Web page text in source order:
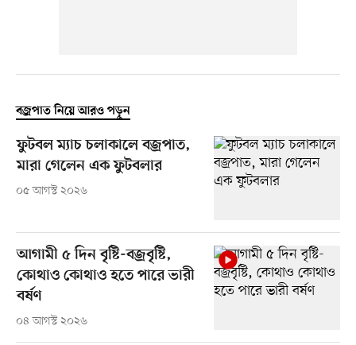
বজ্রপাত নিয়ে আরও পড়ুন
ফুটবল ম্যাচ চলাকালে বজ্রপাত,
মারা গেলেন এক ফুটবলার
০৫ আগস্ট ২০২৬
আগামী ৫ দিন বৃষ্টি-বজ্রবৃষ্টি,
কোথাও কোথাও হতে পারে ভারী
বর্ষণ
০৪ আগস্ট ২০২৬